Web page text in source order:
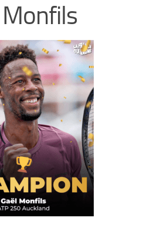
Monfils